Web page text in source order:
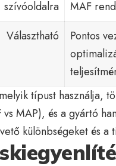
szívóoldalra
MAF
Választható
Pontos
típust használja,
MAP), és a gyártó
különbségeket és a